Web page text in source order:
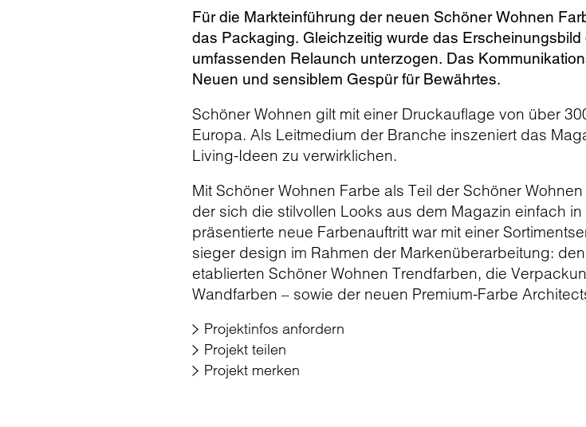
Für die Markteinführung der neuen Schöner Wohnen
das Packaging. Gleichzeitig wurde das
umfassenden Relaunch unterzogen. Das
Neuen und sensiblem Gespür für Bewährtes.
Schöner Wohnen gilt mit einer Druckauflage von über
Europa. Als Leitmedium der Branche inszeniert das
Living-Ideen zu verwirklichen.
Mit Schöner Wohnen Farbe als Teil der Schöner
der sich die stilvollen Looks aus dem Magazin einfach
präsentierte neue Farbenauftritt war mit einer
sieger design im Rahmen der Markenüberarbeitung:
etablierten Schöner Wohnen Trendfarben, die
Wandfarben – sowie der neuen Premium-Farbe
Projektinfos anfordern
Projekt teilen
Projekt merken